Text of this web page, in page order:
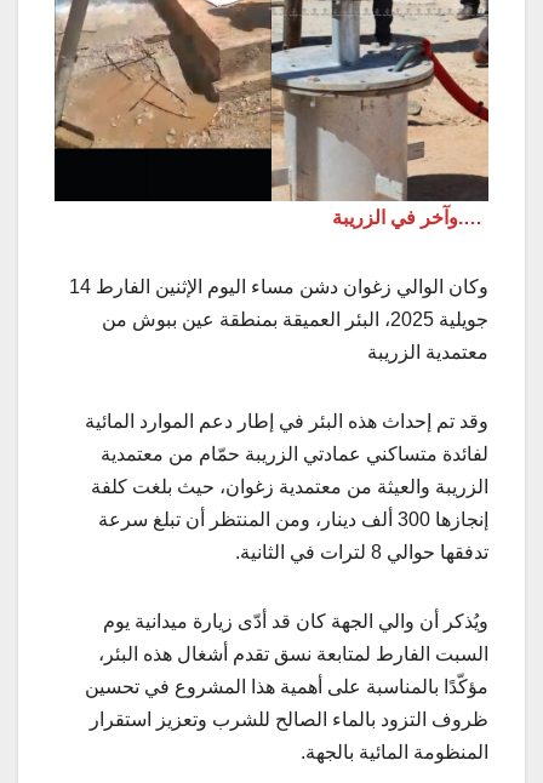
….وآخر في الزريبة
وكان الوالي زغوان دشن مساء اليوم الإثنين الفارط 14
جويلية 2025، البئر العميقة بمنطقة عين ببوش من
معتمدية الزريبة
وقد تم إحداث هذه البئر في إطار دعم الموارد المائية
لفائدة متساكني عمادتي الزريبة حمّام من معتمدية
الزريبة والعيثة من معتمدية زغوان، حيث بلغت كلفة
إنجازها 300 ألف دينار، ومن المنتظر أن تبلغ سرعة
تدفقها حوالي 8 لترات في الثانية.
ويُذكر أن والي الجهة كان قد أدّى زيارة ميدانية يوم
السبت الفارط لمتابعة نسق تقدم أشغال هذه البئر،
مؤكّدًا بالمناسبة على أهمية هذا المشروع في تحسين
ظروف التزود بالماء الصالح للشرب وتعزيز استقرار
المنظومة المائية بالجهة.